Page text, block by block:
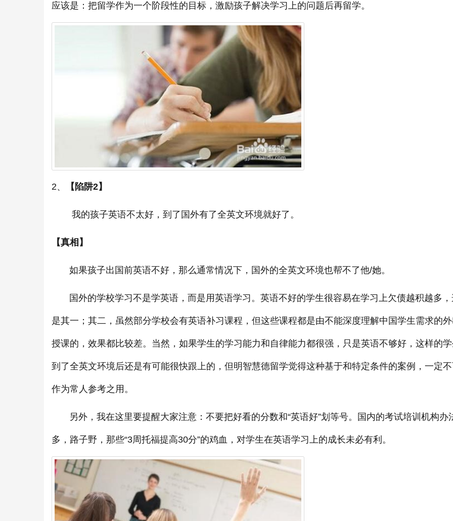
应该是：把留学作为一个阶段性的目标，激励孩子解决学习上的问题后再留学。
2、 【陷阱2】
我的孩子英语不太好，到了国外有了全英文环境就好了。
【真相】
如果孩子出国前英语不好，那么通常情况下，国外的全英文环境也帮不了他/她。
国外的学校学习不是学英语，而是用英语学习。英语不好的学生很容易在学习上欠债越积越多，
是其一；其二，虽然部分学校会有英语补习课程，但这些课程都是由不能深度理解中国学生需求的
授课的，效果都比较差。当然，如果学生的学习能力和自律能力都很强，只是英语不够好，这样的
到了全英文环境后还是有可能很快跟上的，但明智慧德留学觉得这种基于和特定条件的案例，一定
作为常人参考之用。
另外，我在这里要提醒大家注意：不要把好看的分数和“英语好”划等号。国内的考试培训机构办
多，路子野，那些“3周托福提高30分”的鸡血，对学生在英语学习上的成长未必有利。